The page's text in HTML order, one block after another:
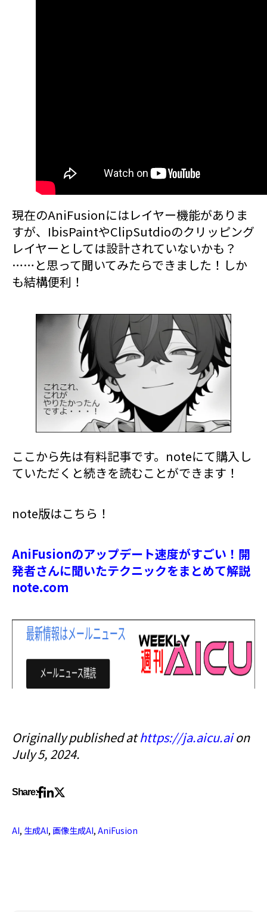
現在のAniFusionにはレイヤー機能がありま
すが、IbisPaintやClipSutdioのクリッピング
レイヤーとしては設計されていないかも？
……と思って聞いてみたらできました！しか
も結構便利！
ここから先は有料記事です。noteにて購入し
ていただくと続きを読むことができます！
note版はこちら！
AniFusionのアップデート速度がすごい！開
発者さんに聞いたテクニックをまとめて解説
note.com
Originally published at https://ja.aicu.ai on
July 5, 2024.
Share:
AI, 生成AI, 画像生成AI, AniFusion